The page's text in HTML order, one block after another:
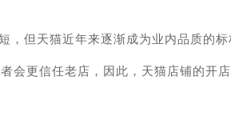
，但天猫近年来逐渐成为业内品质的
者会更信任老店，因此，天猫店铺的